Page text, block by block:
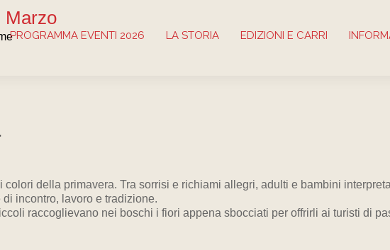
Marzo
PROGRAMMA EVENTI 2026 LA STORIA EDIZIONI E CARRI
colori della primavera. Tra sorrisi e richiami allegri, adulti e bambini
incontro, lavoro e tradizione.
raccoglievano nei boschi i fiori appena sbocciati per offrirli ai turisti di